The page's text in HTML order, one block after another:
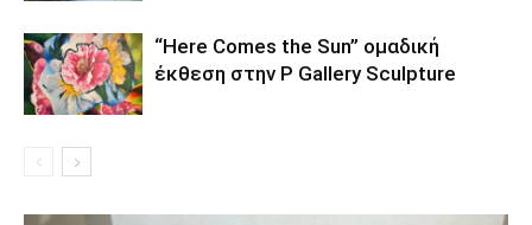
“Here Comes the Sun” ομαδική
έκθεση στην P Gallery Sculpture